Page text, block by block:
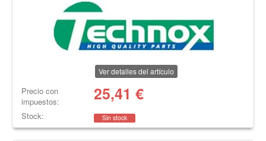
Ver detalles del artículo
Precio con
impuestos:
25,41 €
Stock: Sin stock